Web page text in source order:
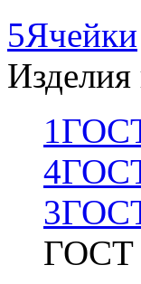
5Ячейки
Изделия
1
4
3
ГОСТ